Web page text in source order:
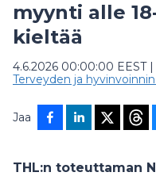
myynti alle
kieltää
4.6.2026 00:00:00 EEST|
Terveyden ja
Jaa
THL:n toteuttaman